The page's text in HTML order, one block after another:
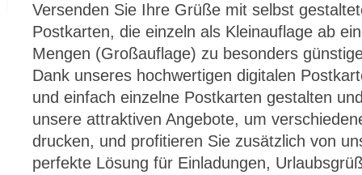
Versenden Sie Ihre Grüße mit selbst
Postkarten, die einzeln als Kleinauflage ab
Mengen (Großauflage) zu besonders
Dank unseres hochwertigen digitalen
und einfach einzelne Postkarten gestalten
unsere attraktiven Angebote, um
drucken, und profitieren Sie zusätzlich von
perfekte Lösung für Einladungen,